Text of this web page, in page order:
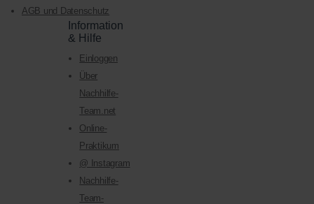
AGB und Datenschutz
Information
& Hilfe
Einloggen
Über
Nachhilfe-
Team.net
Online-
Praktikum
@ Instagram
Nachhilfe-
Team-